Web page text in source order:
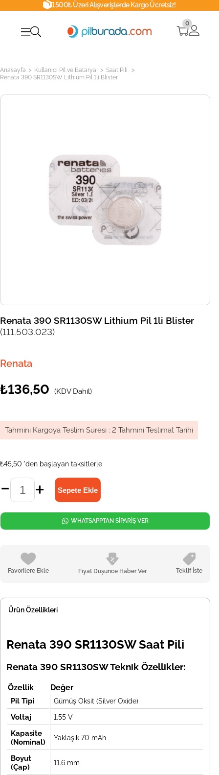
1500₺ Üzeri Alışverişlerde Kargo Ücretsiz!
0
Anasayfa > Kullanıcı Pil ve Batarya > Saat Pili >
Renata 390 SR1130SW Lithium Pil 1li Blister
Renata 390 SR1130SW Lithium Pil 1li Blister
(111.503.023)
Renata
₺136,50 (KDV Dahil)
Tahmini Kargoya Teslim Süresi : 2 Tahmini Teslimat Tarihi
₺45,50 'den başlayan taksitlerle
Favorilere Ekle Fiyat Düşünce Haber Ver Teklif İste
WHATSAPPTAN SİPARİŞ VER
Ürün Özellikleri
Renata 390 SR1130SW Saat Pili
Renata 390 SR1130SW Teknik Özellikler:
Özellik Değer
Pil Tipi Gümüş Oksit (Silver Oxide)
Voltaj 1.55 V
Kapasite
(Nominal)
Yaklaşık 70 mAh
Boyut
(Çap)
11.6 mm